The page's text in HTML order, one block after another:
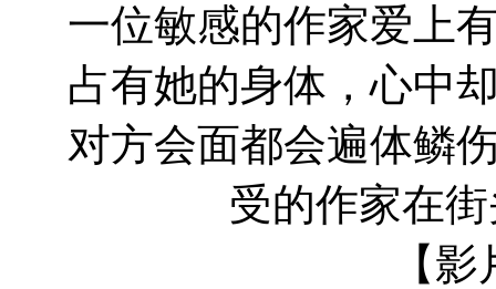
一位敏感的作家爱上
占有她的身体，心中
对方会面都会遍体鳞
受的作家在
【